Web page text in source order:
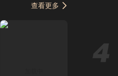
查看更多